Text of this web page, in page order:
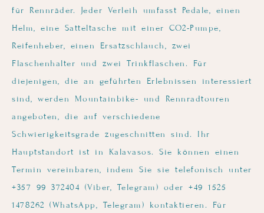
für Rennräder. Jeder Verleih umfasst Pedale, einen
Helm, eine Satteltasche mit einer CO2-Pumpe,
Reifenheber, einen Ersatzschlauch, zwei
Flaschenhalter und zwei Trinkflaschen. Für
diejenigen, die an geführten Erlebnissen interessiert
sind, werden Mountainbike- und Rennradtouren
angeboten, die auf verschiedene
Schwierigkeitsgrade zugeschnitten sind. Ihr
Hauptstandort ist in Kalavasos. Sie können einen
Termin vereinbaren, indem Sie sie telefonisch unter
+357 99 372404 (Viber, Telegram) oder +49 1525
1478262 (WhatsApp, Telegram) kontaktieren. Für